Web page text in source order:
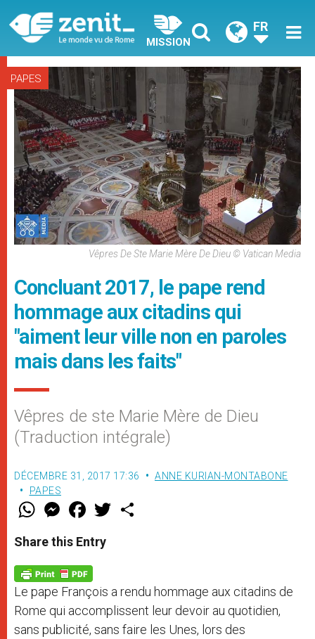
MISSION
FR
PAPES
Vêpres De Ste Marie Mère De Dieu © Vatican Media
Concluant 2017, le pape rend
hommage aux citadins qui
"aiment leur ville non en paroles
mais dans les faits"
Vêpres de ste Marie Mère de Dieu
(Traduction intégrale)
DÉCEMBRE 31, 2017 17:36
ANNE KURIAN-MONTABONE
PAPES
W
t
s
p
p
M
e
s
e
g
e
r
F
a
e
b
o
k
w
Share this Entry
Le pape François a rendu hommage aux citadins de
Rome qui accomplissent leur devoir au quotidien,
sans publicité, sans faire les Unes, lors des